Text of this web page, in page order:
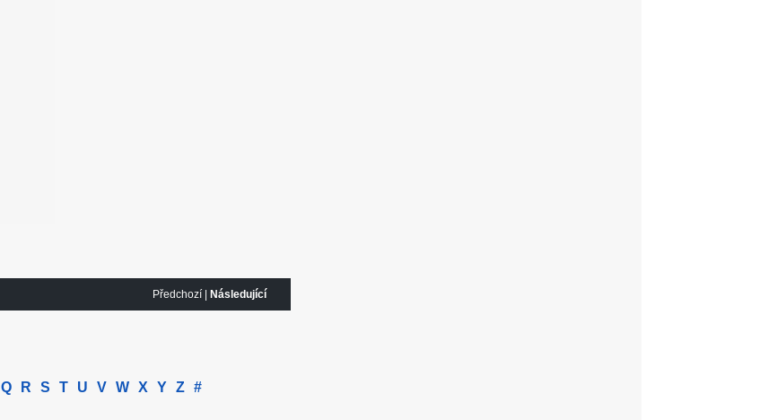
Předchozí | Následující
Q R S T U V W X Y Z #